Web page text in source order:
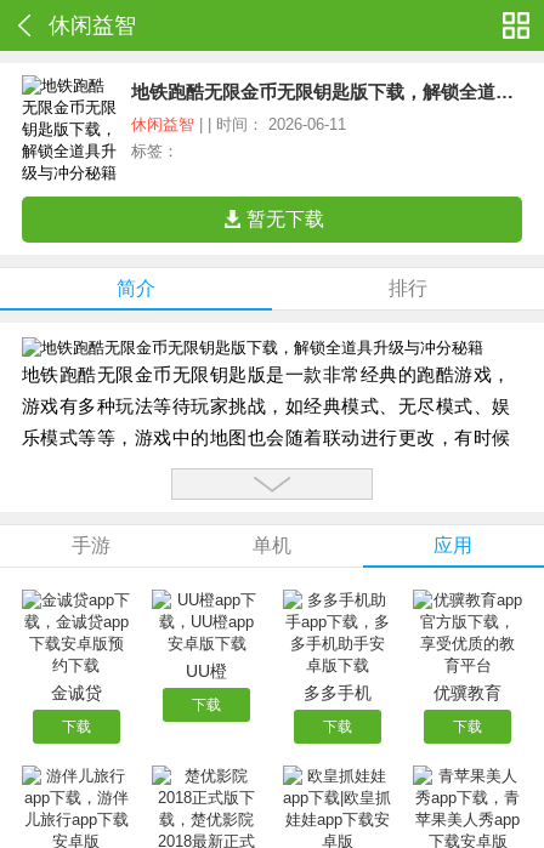
休闲益智
地铁跑酷无限金币无限钥匙版下载，解锁全道具升级与冲分秘籍
休闲益智| | 时间： 2026-06-11
标签：
暂无下载
简介 排行
地铁跑酷无限金币无限钥匙版是一款非常经典的跑酷游戏，
游戏有多种玩法等待玩家挑战，如经典模式、无尽模式、娱
乐模式等等，游戏中的地图也会随着联动进行更改，有时候
会是国外城市，有些时候会是未来世界，让玩家有更多的新
游戏特色
1、竭尽全力冲刺！
2、躲避迎面而来的火车！
3、帮助高级、技巧娴熟以及毫无经验的新玩家逃避性情乖戾
的检查员及其斗牛犬的检查！
4、与冷静稳健的队友一起打造火车！
5、装饰火车并绘制生动有趣的高清图像！
6、悬浮滑板冲浪！
手游 单机 应用
金诚贷
下载
UU橙
下载
多多手机
下载
优骥教育
下载